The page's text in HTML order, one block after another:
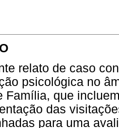
relato de caso
psicológica no
Família, que
das
para uma